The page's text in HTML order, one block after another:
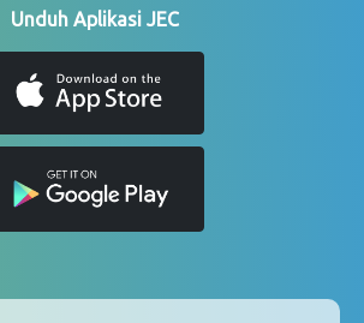
Unduh Aplikasi JEC